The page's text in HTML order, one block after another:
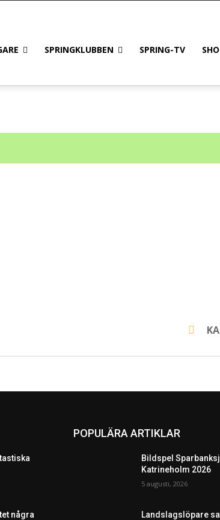
SPRINGKLUBBEN SPRING-TV
några
POPULÄRA ARTIKLAR
Bildspel
Katrineholm 2026
5 augusti, 2026
Landslagslöpare